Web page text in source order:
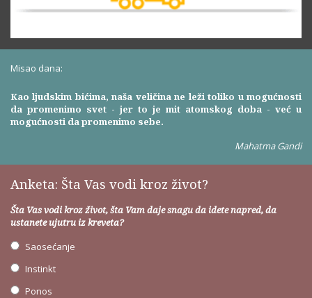
Misao dana:
Kao ljudskim bićima, naša veličina ne leži toliko u mogućnosti
da promenimo svet - jer to je mit atomskog doba - već u
mogućnosti da promenimo sebe.
Mahatma Gandi
Anketa: Šta Vas vodi kroz život?
Šta Vas vodi kroz život, šta Vam daje snagu da idete napred, da
ustanete ujutru iz kreveta?
Saosećanje
Instinkt
Ponos